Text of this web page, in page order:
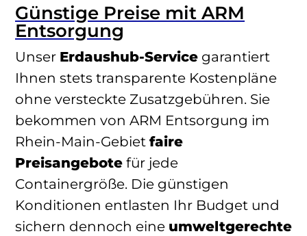
Günstige Preise mit ARM
Entsorgung
Unser Erdaushub-Service garantiert
Ihnen stets transparente Kostenpläne
ohne versteckte Zusatzgebühren. Sie
bekommen von ARM Entsorgung im
Rhein-Main-Gebiet faire
Preisangebote für jede
Containergröße. Die günstigen
Konditionen entlasten Ihr Budget und
sichern dennoch eine umweltgerechte